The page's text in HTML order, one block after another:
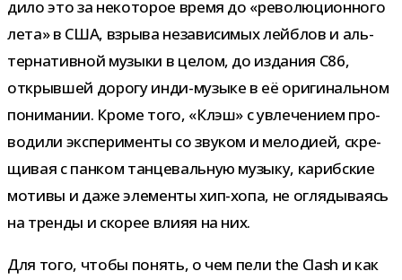
дило это за неко­то­рое время до «рево­лю­ци­он­ного
лета» в США, взрыва неза­ви­си­мых лей­б­лов и аль­
тер­на­тив­ной музыки в целом, до изда­ния C86,
открыв­шей дорогу инди-​музыке в её ори­ги­наль­ном
пони­ма­нии. Кроме того, «Клэш» с увле­че­нием про­
во­дили экс­пе­ри­менты со зву­ком и мело­дией, скре­
щи­вая с пан­ком тан­це­валь­ную музыку, кариб­ские
мотивы и даже эле­менты хип-​хопа, не огля­ды­ва­ясь
на тренды и ско­рее влияя на них.
Для того, чтобы понять, о чем пели the Clash и как